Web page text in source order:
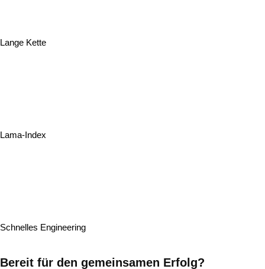
Lange Kette
Lama-Index
Schnelles Engineering
Bereit für den gemeinsamen Erfolg?